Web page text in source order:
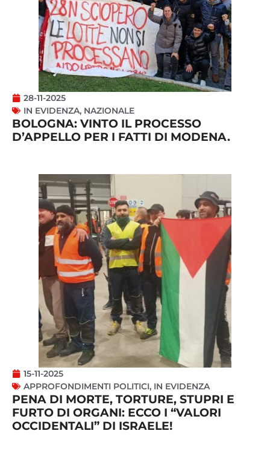
28-11-2025
IN EVIDENZA, NAZIONALE
BOLOGNA: VINTO IL PROCESSO
D’APPELLO PER I FATTI DI MODENA.
15-11-2025
APPROFONDIMENTI POLITICI, IN EVIDENZA
PENA DI MORTE, TORTURE, STUPRI E
FURTO DI ORGANI: ECCO I “VALORI
OCCIDENTALI” DI ISRAELE!